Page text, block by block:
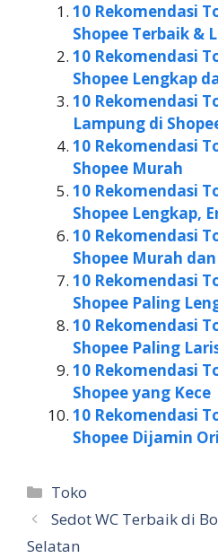
10 Rekomendasi
Shopee Terbaik &
10 Rekomendasi
Shopee Lengkap
10 Rekomendasi
Lampung di
10 Rekomendasi
Shopee Murah
10 Rekomendasi
Shopee Lengkap,
10 Rekomendasi
Shopee Murah
10 Rekomendasi
Shopee Paling
10 Rekomendasi
Shopee Paling
10 Rekomendasi
Shopee yang Kece
10 Rekomendasi
Shopee Dijamin Ori
Kategori
Toko
Sedot WC Terbaik di
Selatan